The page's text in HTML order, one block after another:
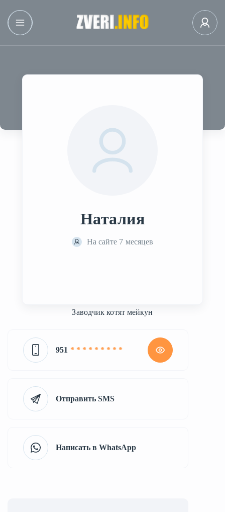
Наталия
На сайте 7 месяцев
Заводчик котят мейкун
951 * * * * * * * * *
Отправить SMS
Написать в WhatsApp